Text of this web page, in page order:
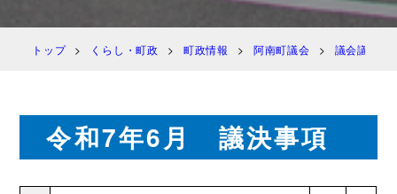
トップ くらし・町政 町政情報 阿南町議会 議会議決
令和7年6月 議決事項